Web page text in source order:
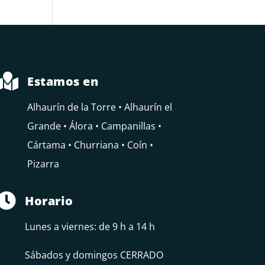
Estamos en
Alhaurín de la Torre • Alhaurín el
Grande • Álora • Campanillas •
Cártama • Churriana • Coín •
Pizarra
Horario
Lunes a viernes: de 9 h a 14 h
Sábados y domingos CERRADO